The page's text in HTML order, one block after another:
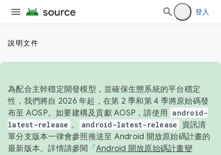
登入
說明文件
為配合主幹穩定開發模型，並確保生態系統的平台穩定
性，我們將自 2026 年起，在第 2 季和第 4 季將原始碼發
布至 AOSP。如要建構及貢獻 AOSP，請使用 android-
latest-release 。 android-latest-release
資訊清
單分支版本一律會參照推送至 Android 開放原始碼計畫的
最新版本。詳情請參閱「 Android 開放原始碼計畫變